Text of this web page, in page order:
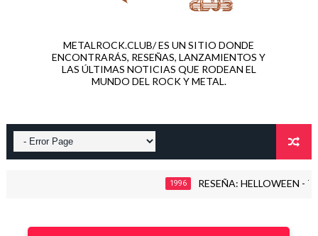
METALROCK.CLUB/ ES UN SITIO DONDE
ENCONTRARÁS, RESEÑAS, LANZAMIENTOS Y
LAS ÚLTIMAS NOTICIAS QUE RODEAN EL
MUNDO DEL ROCK Y METAL.
RESEÑA: HELLOWEEN - THE